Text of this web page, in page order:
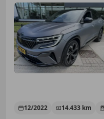
12/2022 14.433 km